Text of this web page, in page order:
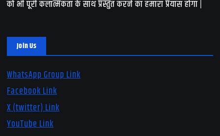
को भी पूरी कलात्मकता के साथ प्रस्तुत करने का हमारा प्रयास होगा |
Join Us
WhatsApp Group Link
Facebook Link
X (twitter) Link
YouTube Link